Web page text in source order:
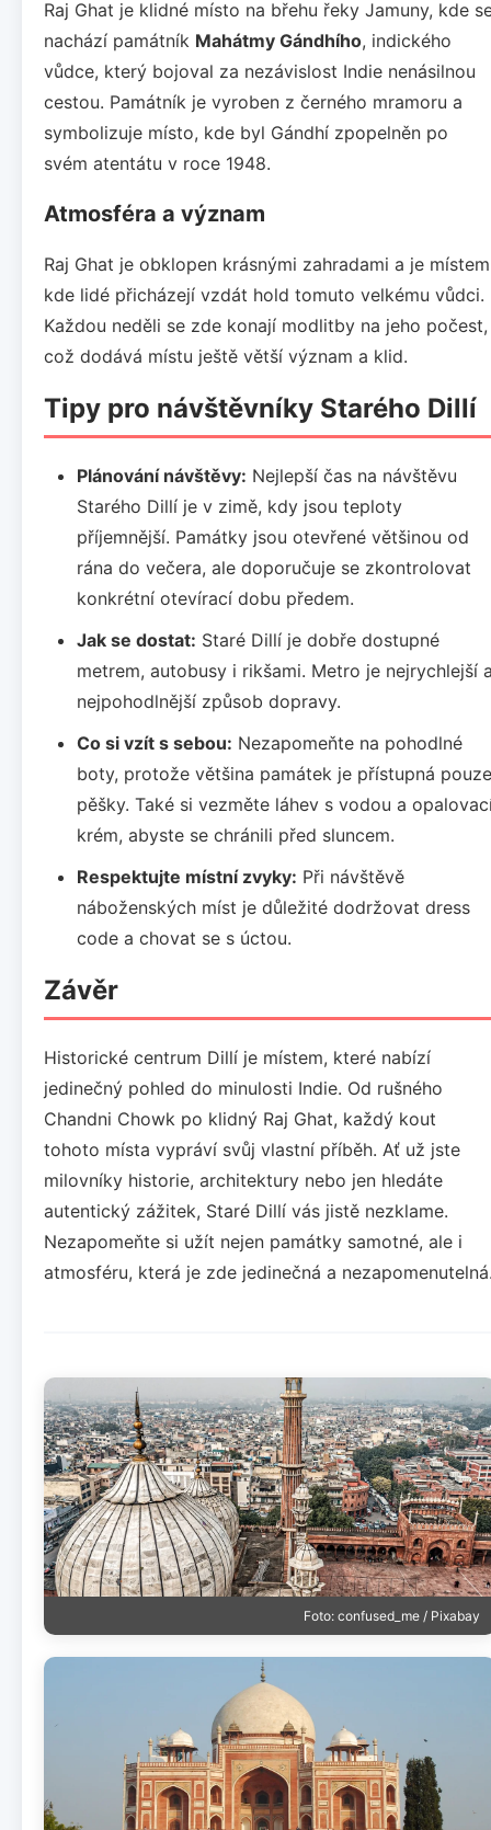
Raj Ghat je klidné místo na břehu řeky Jamuny, kde
nachází památník Mahátmy Gándhího, indického
vůdce, který bojoval za nezávislost Indie nenásilnou
cestou. Památník je vyroben z černého mramoru a
symbolizuje místo, kde byl Gándhí zpopelněn po
svém atentátu v roce 1948.
Atmosféra a význam
Raj Ghat je obklopen krásnými zahradami a je
kde lidé přicházejí vzdát hold tomuto velkému vůdci.
Každou neděli se zde konají modlitby na jeho počest,
což dodává místu ještě větší význam a klid.
Tipy pro návštěvníky Starého Dillí
Plánování návštěvy: Nejlepší čas na návštěvu
Starého Dillí je v zimě, kdy jsou teploty
příjemnější. Památky jsou otevřené většinou od
rána do večera, ale doporučuje se zkontrolovat
konkrétní otevírací dobu předem.
Jak se dostat: Staré Dillí je dobře dostupné
metrem, autobusy i rikšami. Metro je nejrychlejší
nejpohodlnější způsob dopravy.
Co si vzít s sebou: Nezapomeňte na pohodlné
boty, protože většina památek je přístupná pouze
pěšky. Také si vezměte láhev s vodou a
krém, abyste se chránili před sluncem.
Respektujte místní zvyky: Při návštěvě
náboženských míst je důležité dodržovat dress
code a chovat se s úctou.
Závěr
Historické centrum Dillí je místem, které nabízí
jedinečný pohled do minulosti Indie. Od rušného
Chandni Chowk po klidný Raj Ghat, každý kout
tohoto místa vypráví svůj vlastní příběh. Ať už jste
milovníky historie, architektury nebo jen hledáte
autentický zážitek, Staré Dillí vás jistě nezklame.
Nezapomeňte si užít nejen památky samotné, ale i
atmosféru, která je zde jedinečná a
Foto: confused_me / Pixabay